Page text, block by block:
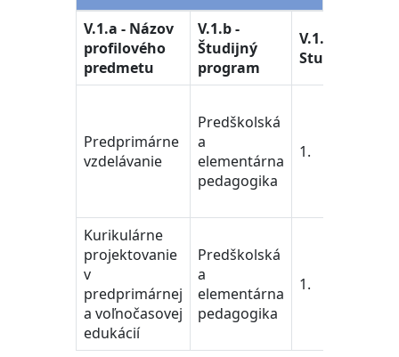
V.1.a - Názov
profilového
predmetu
V.1.b -
Študijný
program
V.1.c -
Stupeň
Predprimárne
vzdelávanie
Predškolská
a
elementárna
pedagogika
1.
Kurikulárne
projektovanie
v
predprimárnej
a voľnočasovej
edukácií
Predškolská
a
elementárna
pedagogika
1.